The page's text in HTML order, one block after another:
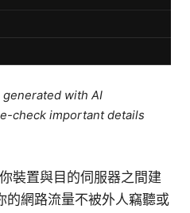
with AI
check important details
裝置與目的伺服器之間建
的網路流量不被外人竊聽或